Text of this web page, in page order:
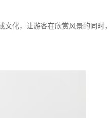
化，让游客在欣赏风景的同时